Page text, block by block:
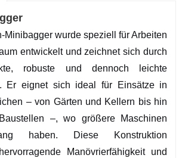
auf engstem Raum.
zum Minibagger
Sie uns.
Minibagger wurde speziell für Arbeiten
entwickelt und zeichnet sich durch
robuste und dennoch leichte
Er eignet sich ideal für Einsätze in
– von Gärten und Kellern bis hin
–, wo größere Maschinen
haben. Diese Konstruktion
Manövrierfähigkeit und